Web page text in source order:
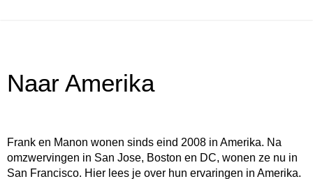
Naar Amerika
Frank en Manon wonen sinds eind 2008 in Amerika. Na
omzwervingen in San Jose, Boston en DC, wonen ze nu in
San Francisco. Hier lees je over hun ervaringen in Amerika.